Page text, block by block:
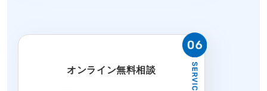
オンライン無料相談